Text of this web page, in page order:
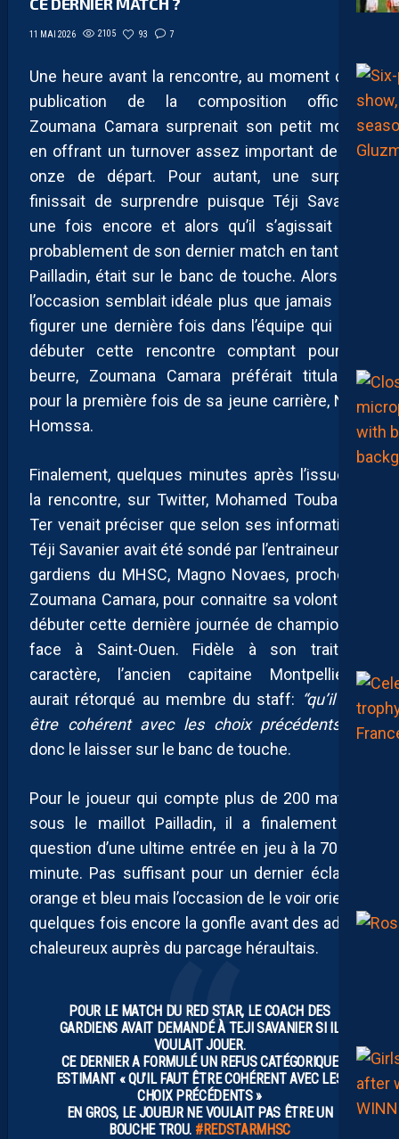
11 MAI 2026 2105 93 7
Une heure avant la rencontre, au moment de la
publication de la composition officielle,
Zoumana Camara surprenait son petit monde
en offrant un turnover assez important de son
onze de départ. Pour autant, une surprise
finissait de surprendre puisque Téji Savanier,
une fois encore et alors qu’il s’agissait très
probablement de son dernier match en tant que
Pailladin, était sur le banc de touche. Alors que
l’occasion semblait idéale plus que jamais pour
figurer une dernière fois dans l’équipe qui allait
débuter cette rencontre comptant pour du
beurre, Zoumana Camara préférait titulariser
pour la première fois de sa jeune carrière, Nabil
Homssa.
Finalement, quelques minutes après l’issue de
la rencontre, sur Twitter, Mohamed Toubache-
Ter venait préciser que selon ses informations,
Téji Savanier avait été sondé par l’entraineur des
gardiens du MHSC, Magno Novaes, proche de
Zoumana Camara, pour connaitre sa volonté de
débuter cette dernière journée de championnat
face à Saint-Ouen. Fidèle à son trait de
caractère, l’ancien capitaine Montpelliérain
aurait rétorqué au membre du staff: “qu’il faut
être cohérent avec les choix précédents”
et
donc le laisser sur le banc de touche.
Pour le joueur qui compte plus de 200 matchs
sous le maillot Pailladin, il a finalement été
question d’une ultime entrée en jeu à la 70ème
minute. Pas suffisant pour un dernier éclat en
orange et bleu mais l’occasion de le voir orienter
quelques fois encore la gonfle avant des adieux
chaleureux auprès du parcage héraultais.
POUR LE MATCH DU RED STAR, LE COACH DES
GARDIENS AVAIT DEMANDÉ À TEJI SAVANIER SI IL
VOULAIT JOUER.
CE DERNIER A FORMULÉ UN REFUS CATÉGORIQUE
ESTIMANT « QU’IL FAUT ÊTRE COHÉRENT AVEC LES
CHOIX PRÉCÉDENTS »
EN GROS, LE JOUEUR NE VOULAIT PAS ÊTRE UN
BOUCHE TROU. #REDSTARMHSC